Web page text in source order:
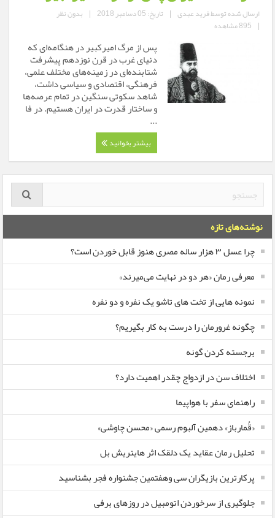
ارسال شده توسطفرید عبدی | تاریخ: 05 دسامبر 2018 | بدون نظر
| 895 مشاهده
پس از مرگ امیرکبیر در هنگامه‌ای که
دنیای غرب در قرن نوزدهم پیشرفت
شتابنده‌ای در زمینه‌های مختلف علمی،
فرهنگی، اقتصادی و سیاسی داشت،
شاهد سکوتی سنگین در تمام عرصه‌ها
و ساختار قدرت در ایران هستیم. در فا
...
بیشتر بخوانید
نوشته‌های تازه
چرا عسل ۳ هزار ساله‌ مصری هنوز قابل خوردن است؟
معرفی رمان «هر دو در نهایت می‌میرند»
نمونه هایی از تخت های تاشو یک نفره و دو نفره
چگونه غرورمان را درست به کار بگیریم؟
برجسته کردن گونه
اختلاف سن در ازدواج چقدر اهمیت دارد؟
راهنمای سفر با هواپیما
«قُمارباز» دهمین آلبوم رسمی «محسن چاوشی»
تحلیل رمان عقاید یک دلقک اثر هاینریش بل
پرکارترین بازیگران سی وهفتمین جشنواره فجر بشناسید
جلوگیری از سرخوردن اتومبیل در روزهای برفی